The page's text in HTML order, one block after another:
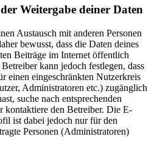
Weitergabe deiner Daten
Austausch mit anderen Personen
bewusst, dass die Daten deines
Beiträge im Internet öffentlich
kann jedoch festlegen, dass
einen eingeschränkten Nutzerkreis
Administratoren etc.) zugänglich
suche nach entsprechenden
kontaktiere den Betreiber. Die E-
ist dabei jedoch nur für den
Personen (Administratoren)